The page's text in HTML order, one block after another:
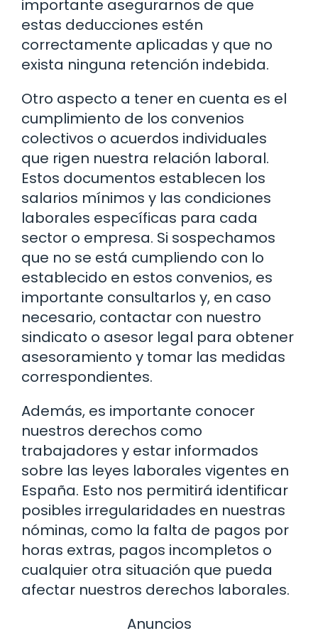
importante asegurarnos de que
estas deducciones estén
correctamente aplicadas y que no
exista ninguna retención indebida.
Otro aspecto a tener en cuenta es el
cumplimiento de los convenios
colectivos o acuerdos individuales
que rigen nuestra relación laboral.
Estos documentos establecen los
salarios mínimos y las condiciones
laborales específicas para cada
sector o empresa. Si sospechamos
que no se está cumpliendo con lo
establecido en estos convenios, es
importante consultarlos y, en caso
necesario, contactar con nuestro
sindicato o asesor legal para obtener
asesoramiento y tomar las medidas
correspondientes.
Además, es importante conocer
nuestros derechos como
trabajadores y estar informados
sobre las leyes laborales vigentes en
España. Esto nos permitirá identificar
posibles irregularidades en nuestras
nóminas, como la falta de pagos por
horas extras, pagos incompletos o
cualquier otra situación que pueda
afectar nuestros derechos laborales.
Anuncios